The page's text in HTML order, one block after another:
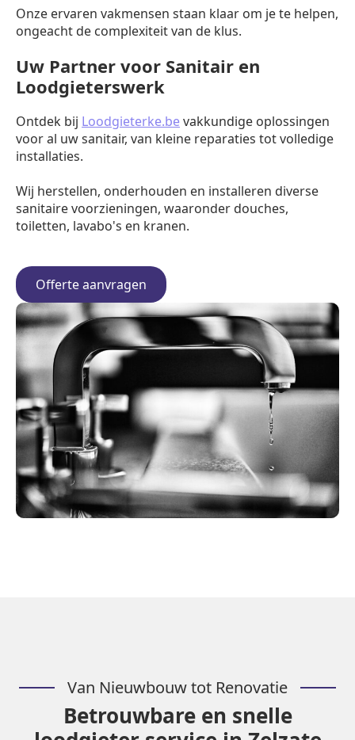
Onze ervaren vakmensen staan klaar om je te helpen,
ongeacht de complexiteit van de klus.
Uw Partner voor Sanitair en
Loodgieterswerk
Ontdek bij Loodgieterke.bevakkundige oplossingen
voor al uw sanitair, van kleine reparaties tot volledige
installaties.
Wij herstellen, onderhouden en installeren diverse
sanitaire voorzieningen, waaronder douches,
toiletten, lavabo's en kranen.
Offerte aanvragen
Van Nieuwbouw tot Renovatie
Betrouwbare en snelle